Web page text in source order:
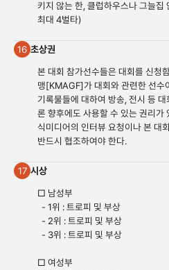
키지 않는 한, 클럽하우스나 그늘집
최대 4벌타)
16 초상권
본 대회 참가선수들은 대회를 신청
맹[KMAGF]가 대회와 관련한 선수
기록물들에 대하여 방송, 전시 등
론 향후에도 사용할 수 있는 권리가
식미디어의 인터뷰 요청이나 본 대
반드시 협조하여야 한다.
17 시상
□ 남성부
- 1위 : 트로피 및 부상
- 2위 : 트로피 및 부상
- 3위 : 트로피 및 부상
□ 여성부